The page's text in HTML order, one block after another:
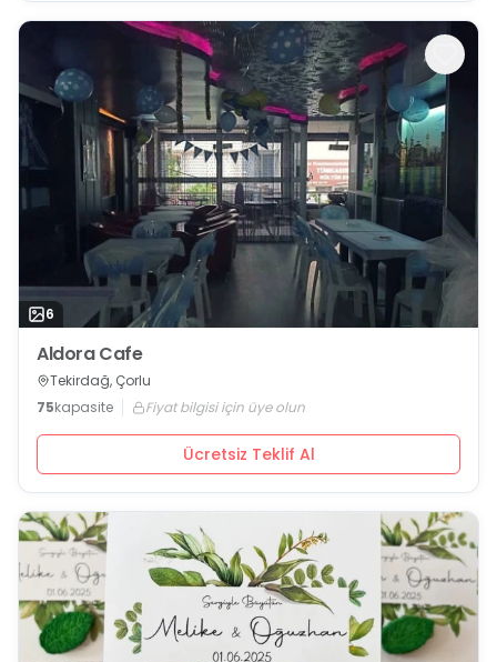
6
Aldora Cafe
Tekirdağ, Çorlu
75kapasite Fiyat bilgisi için üye olun
Ücretsiz Teklif Al